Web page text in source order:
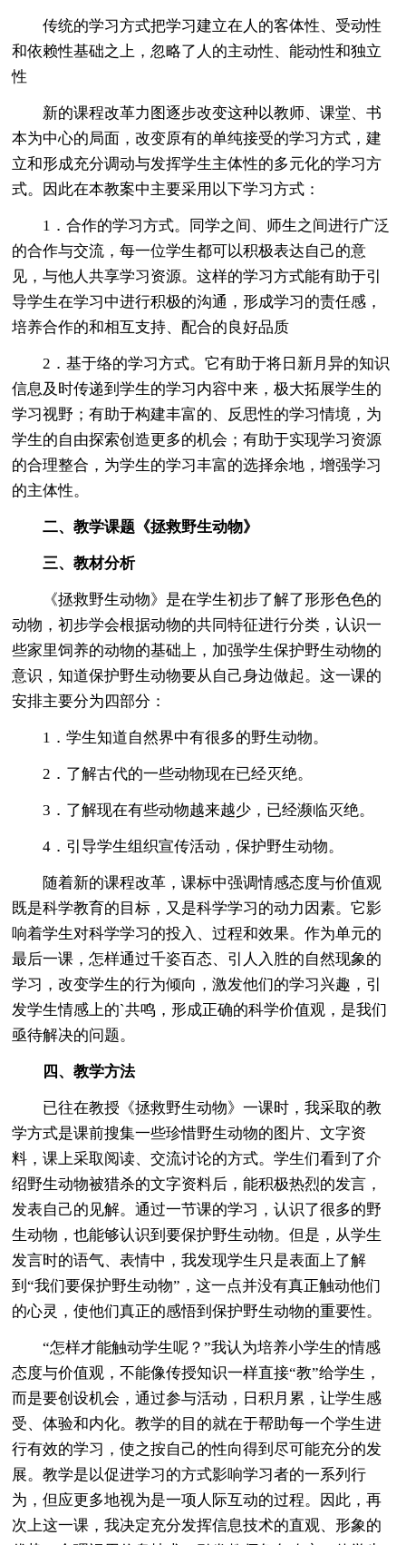
传统的学习方式把学习建立在人的客体性、受动性
和依赖性基础之上，忽略了人的主动性、能动性和独立
性
新的课程改革力图逐步改变这种以教师、课堂、书
本为中心的局面，改变原有的单纯接受的学习方式，建
立和形成充分调动与发挥学生主体性的多元化的学习方
式。因此在本教案中主要采用以下学习方式：
1．合作的学习方式。同学之间、师生之间进行广泛
的合作与交流，每一位学生都可以积极表达自己的意
见，与他人共享学习资源。这样的学习方式能有助于引
导学生在学习中进行积极的沟通，形成学习的责任感，
培养合作的和相互支持、配合的良好品质
2．基于络的学习方式。它有助于将日新月异的知识
信息及时传递到学生的学习内容中来，极大拓展学生的
学习视野；有助于构建丰富的、反思性的学习情境，为
学生的自由探索创造更多的机会；有助于实现学习资源
的合理整合，为学生的学习丰富的选择余地，增强学习
的主体性。
二、教学课题《拯救野生动物》
三、教材分析
《拯救野生动物》是在学生初步了解了形形色色的
动物，初步学会根据动物的共同特征进行分类，认识一
些家里饲养的动物的基础上，加强学生保护野生动物的
意识，知道保护野生动物要从自己身边做起。这一课的
安排主要分为四部分：
1．学生知道自然界中有很多的野生动物。
2．了解古代的一些动物现在已经灭绝。
3．了解现在有些动物越来越少，已经濒临灭绝。
4．引导学生组织宣传活动，保护野生动物。
随着新的课程改革，课标中强调情感态度与价值观
既是科学教育的目标，又是科学学习的动力因素。它影
响着学生对科学学习的投入、过程和效果。作为单元的
最后一课，怎样通过千姿百态、引人入胜的自然现象的
学习，改变学生的行为倾向，激发他们的学习兴趣，引
发学生情感上的`共鸣，形成正确的科学价值观，是我们
亟待解决的问题。
四、教学方法
已往在教授《拯救野生动物》一课时，我采取的教
学方式是课前搜集一些珍惜野生动物的图片、文字资
料，课上采取阅读、交流讨论的方式。学生们看到了介
绍野生动物被猎杀的文字资料后，能积极热烈的发言，
发表自己的见解。通过一节课的学习，认识了很多的野
生动物，也能够认识到要保护野生动物。但是，从学生
发言时的语气、表情中，我发现学生只是表面上了解
到“我们要保护野生动物”，这一点并没有真正触动他们
的心灵，使他们真正的感悟到保护野生动物的重要性。
“怎样才能触动学生呢？”我认为培养小学生的情感
态度与价值观，不能像传授知识一样直接“教”给学生，
而是要创设机会，通过参与活动，日积月累，让学生感
受、体验和内化。教学的目的就在于帮助每一个学生进
行有效的学习，使之按自己的性向得到尽可能充分的发
展。教学是以促进学习的方式影响学习者的一系列行
为，但应更多地视为是一项人际互动的过程。因此，再
次上这一课，我决定充分发挥信息技术的直观、形象的